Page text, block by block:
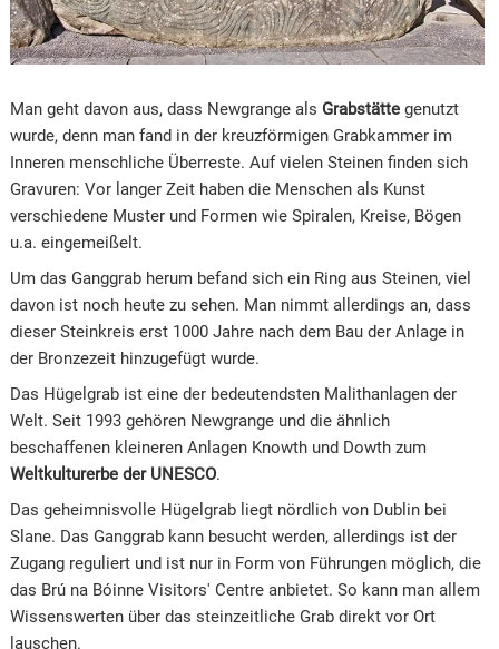
Man geht davon aus, dass Newgrange als Grabstättegenutzt
wurde, denn man fand in der kreuzförmigen Grabkammer im
Inneren menschliche Überreste. Auf vielen Steinen finden sich
Gravuren: Vor langer Zeit haben die Menschen als Kunst
verschiedene Muster und Formen wie Spiralen, Kreise, Bögen
u.a. eingemeißelt.
Um das Ganggrab herum befand sich ein Ring aus Steinen, viel
davon ist noch heute zu sehen. Man nimmt allerdings an, dass
dieser Steinkreis erst 1000 Jahre nach dem Bau der Anlage in
der Bronzezeit hinzugefügt wurde.
Das Hügelgrab ist eine der bedeutendsten Malithanlagen der
Welt. Seit 1993 gehören Newgrange und die ähnlich
beschaffenen kleineren Anlagen Knowth und Dowth zum
Weltkulturerbe der UNESCO.
Das geheimnisvolle Hügelgrab liegt nördlich von Dublin bei
Slane. Das Ganggrab kann besucht werden, allerdings ist der
Zugang reguliert und ist nur in Form von Führungen möglich, die
das Brú na Bóinne Visitors' Centre anbietet. So kann man allem
Wissenswerten über das steinzeitliche Grab direkt vor Ort
lauschen.